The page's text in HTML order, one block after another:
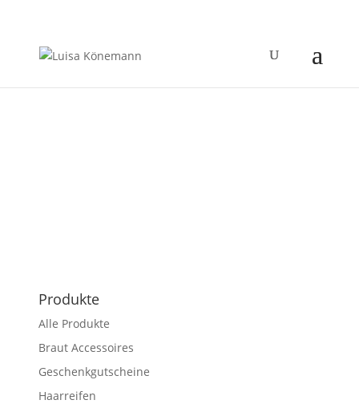
Produkte
Alle Produkte
Braut Accessoires
Geschenkgutscheine
Haarreifen